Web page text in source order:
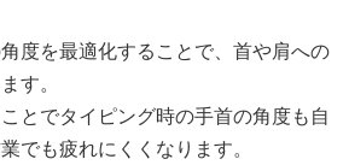
度を最適化することで、首や肩への
す。
とでタイピング時の手首の角度も自
でも疲れにくくなります。